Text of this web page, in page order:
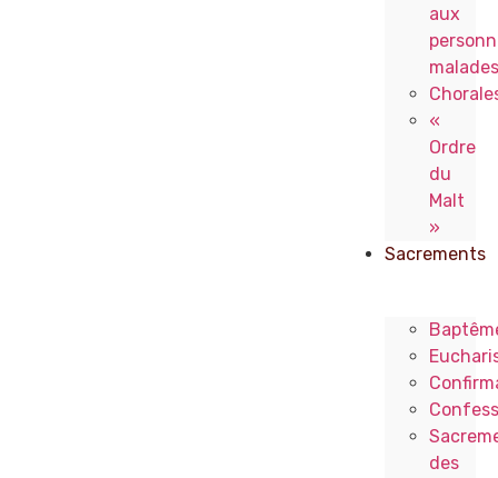
aux
malades
«
Ordre
du
Malt
»
Sacrements
des